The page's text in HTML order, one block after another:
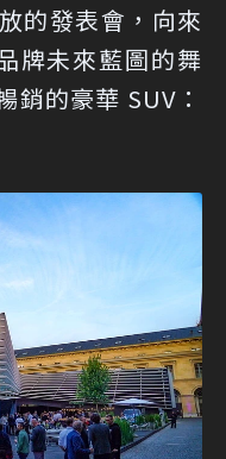
的發表會，向來
牌未來藍圖的舞
銷的豪華 SUV：